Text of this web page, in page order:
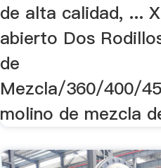
de alta calidad, ...
abierto Dos
de
Mezcla/360/400/
molino de mezcla